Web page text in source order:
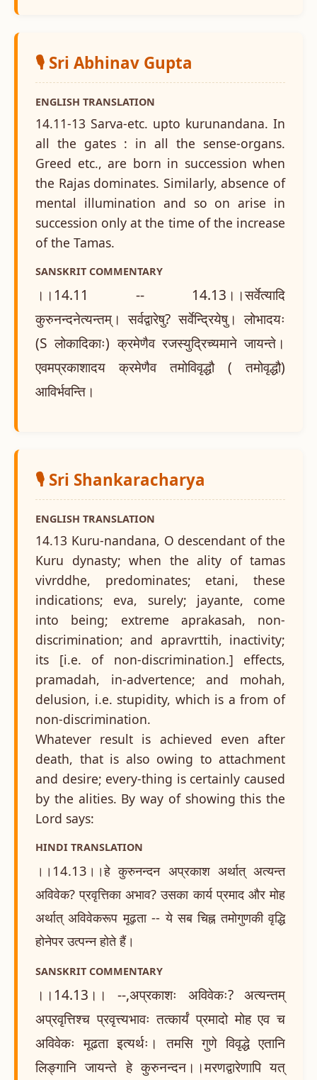
🎙️ Sri Abhinav Gupta
ENGLISH TRANSLATION
14.11-13 Sarva-etc. upto kurunandana. In
all the gates : in all the sense-organs.
Greed etc., are born in succession when
the Rajas dominates. Similarly, absence of
mental illumination and so on arise in
succession only at the time of the increase
of the Tamas.
SANSKRIT COMMENTARY
।।14.11 -- 14.13।।सर्वेत्यादि
कुरुनन्दनेत्यन्तम्। सर्वद्वारेषु? सर्वेन्द्रियेषु। लोभादयः
(S लोकादिकाः) क्रमेणैव रजस्युद्रिच्यमाने जायन्ते।
एवमप्रकाशादय क्रमेणैव तमोविवृद्धौ ( तमोवृद्धौ)
आविर्भवन्ति।
🎙️ Sri Shankaracharya
ENGLISH TRANSLATION
14.13 Kuru-nandana, O descendant of the
Kuru dynasty; when the ality of tamas
vivrddhe, predominates; etani, these
indications; eva, surely; jayante, come
into being; extreme aprakasah, non-
discrimination; and apravrttih, inactivity;
its [i.e. of non-discrimination.] effects,
pramadah, in-advertence; and mohah,
delusion, i.e. stupidity, which is a from of
non-discrimination.
Whatever result is achieved even after
death, that is also owing to attachment
and desire; every-thing is certainly caused
by the alities. By way of showing this the
Lord says:
HINDI TRANSLATION
।।14.13।।हे कुरुनन्दन अप्रकाश अर्थात् अत्यन्त
अविवेक? प्रवृत्तिका अभाव? उसका कार्य प्रमाद और मोह
अर्थात् अविवेकरूप मूढ़ता -- ये सब चिह्न तमोगुणकी वृद्धि
होनेपर उत्पन्न होते हैं।
SANSKRIT COMMENTARY
।।14.13।। --,अप्रकाशः अविवेकः? अत्यन्तम्
अप्रवृत्तिश्च प्रवृत्त्यभावः तत्कार्यं प्रमादो मोह एव च
अविवेकः मूढता इत्यर्थः। तमसि गुणे विवृद्धे एतानि
लिङ्गानि जायन्ते हे कुरुनन्दन।।मरणद्वारेणापि यत्